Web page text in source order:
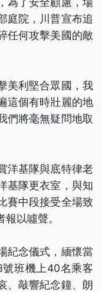
庭院，川普宣布追
任何攻擊美國的敵
美利堅合眾國，我
這個有時壯麗的地
們將毫無疑問地取
洋基隊與底特律老
基隊更衣室，與知
賽中段接受全場致
以噓聲。
紀念儀式，緬懷當
班機上40名乘客
、敲響紀念鐘、朗